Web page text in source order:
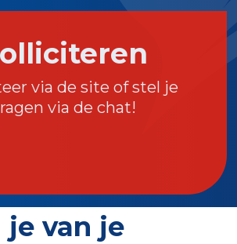
via de site of stel je
via de chat!
van je